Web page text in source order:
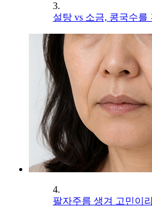
3.
설탕 vs 소금, 콩국수를
4.
팔자주름 생겨 고민이